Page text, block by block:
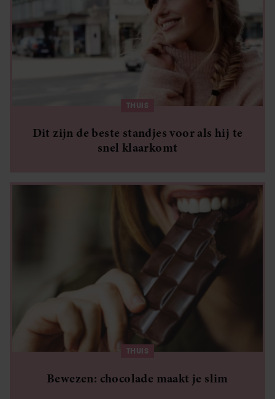
THUIS
Dit zijn de beste standjes voor als hij te
snel klaarkomt
THUIS
Bewezen: chocolade maakt je slim